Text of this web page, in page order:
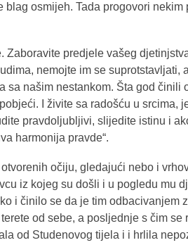
osmijeh. Tada progovori nekim
Zaboravite predjele vašeg
nemojte im se suprotstavljati,
sa našim nestankom. Šta god činili
I živite sa radošću u srcima,
pravdoljubljivi, slijedite istinu i
harmonija pravde“.
očiju, gledajući nebo i
iz kojeg su došli i u pogledu mu
i činilo se da je tim odbacivanjem
od sebe, a posljednje s čim se
od Studenovog tijela i i hrlila